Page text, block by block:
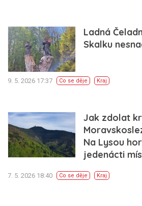
Ladná
Skalku
9. 5. 2026 17:37 Co se děje Kraj
Jak zdolat
Na Lysou
jedenácti
7. 5. 2026 18:40 Co se děje Kraj